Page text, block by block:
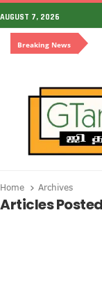
AUGUST 7, 2026
Breaking News
Home Archives
Articles